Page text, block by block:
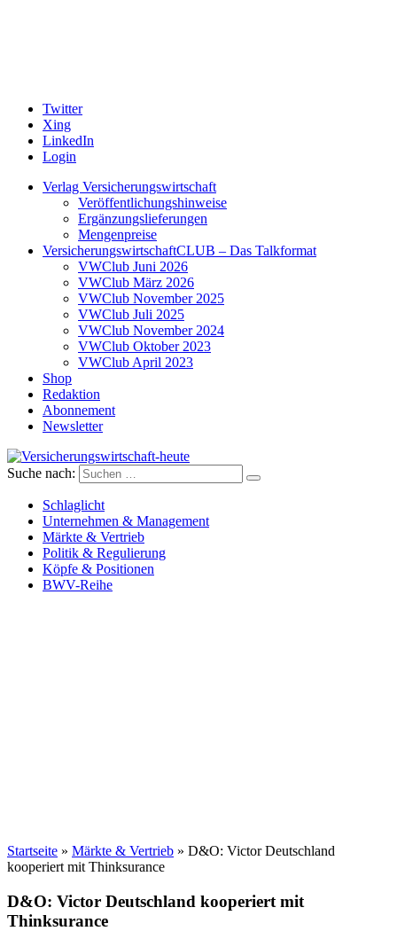
Twitter
Xing
LinkedIn
Login
Verlag Versicherungswirtschaft
Veröffentlichungshinweise
Ergänzungslieferungen
Mengenpreise
VersicherungswirtschaftCLUB – Das Talkformat
VWClub Juni 2026
VWClub März 2026
VWClub November 2025
VWClub Juli 2025
VWClub November 2024
VWClub Oktober 2023
VWClub April 2023
Shop
Redaktion
Abonnement
Newsletter
Versicherungswirtschaft-heute
Suche nach:
Schlaglicht
Unternehmen & Management
Märkte & Vertrieb
Politik & Regulierung
Köpfe & Positionen
BWV-Reihe
Startseite » Märkte & Vertrieb » D&O: Victor Deutschland
kooperiert mit Thinksurance
D&O: Victor Deutschland kooperiert mit
Thinksurance